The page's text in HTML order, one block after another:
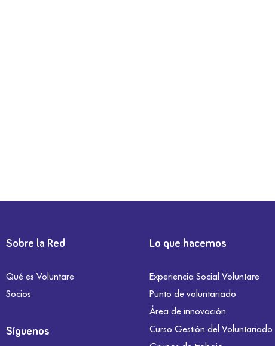
Sobre la Red
Qué es Voluntare
Socios
Síguenos
Lo que hacemos
Experiencia Social Voluntare
Punto de voluntariado
Área de innovación
Curso Gestión del Voluntariado